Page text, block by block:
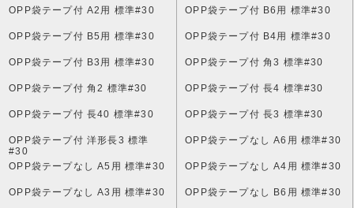
OPP袋テープ付 A2用 標準#30 OPP袋テープ付 B6用 標準#30
OPP袋テープ付 B5用 標準#30 OPP袋テープ付 B4用 標準#30
OPP袋テープ付 B3用 標準#30 OPP袋テープ付 角3 標準#30
OPP袋テープ付 角2 標準#30 OPP袋テープ付 長4 標準#30
OPP袋テープ付 長40 標準#30 OPP袋テープ付 長3 標準#30
OPP袋テープ付 洋形長3 標準
#30
OPP袋テープなし A6用 標準#30
OPP袋テープなし A5用 標準#30 OPP袋テープなし A4用 標準#30
OPP袋テープなし A3用 標準#30 OPP袋テープなし B6用 標準#30